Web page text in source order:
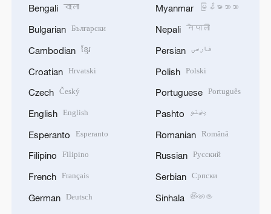
Bengali বাংলা
Bulgarian Български
Cambodian ខ្មែរ
Croatian Hrvatski
Czech Český
English English
Esperanto Esperanto
Filipino Filipino
French Français
German Deutsch
Myanmar မြန်မာဘာသာ
Nepali नेपाली
Persian فارسی
Polish Polski
Portuguese Português
Pashto پښتو
Romanian Română
Russian Русский
Serbian Српски
Sinhala සිංහල